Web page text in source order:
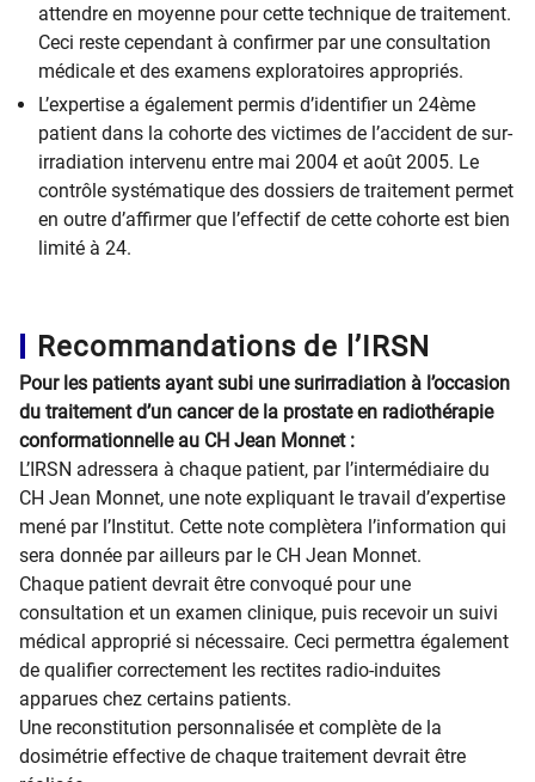
attendre en moyenne pour cette technique de traitement.
Ceci reste cependant à confirmer par une consultation
médicale et des examens exploratoires appropriés.
L’expertise a également permis d’identifier un 24ème
patient dans la cohorte des victimes de l’accident de sur-
irradiation intervenu entre mai 2004 et août 2005. Le
contrôle systématique des dossiers de traitement permet
en outre d’affirmer que l’effectif de cette cohorte est bien
limité à 24.
Recommandations de l’IRSN
Pour les patients ayant subi une surirradiation à l’occasion
du traitement d’un cancer de la prostate en radiothérapie
conformationnelle au CH Jean Monnet :
L’IRSN adressera à chaque patient, par l’intermédiaire du
CH Jean Monnet, une note expliquant le travail d’expertise
mené par l’Institut. Cette note complètera l’information qui
sera donnée par ailleurs par le CH Jean Monnet.
Chaque patient devrait être convoqué pour une
consultation et un examen clinique, puis recevoir un suivi
médical approprié si nécessaire. Ceci permettra également
de qualifier correctement les rectites radio-induites
apparues chez certains patients.
Une reconstitution personnalisée et complète de la
dosimétrie effective de chaque traitement devrait être